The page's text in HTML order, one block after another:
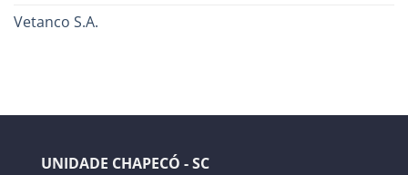
Vetanco S.A.
UNIDADE CHAPECÓ - SC